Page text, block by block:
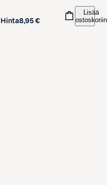
Hinta8,95 €
Lisää
ostoskoriin